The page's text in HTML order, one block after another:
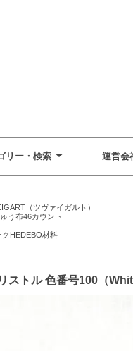
リー・検索 運営会
（ツヴァイガルト）
う布46カウント
クHEDEBO材料
ストル 色番号100（